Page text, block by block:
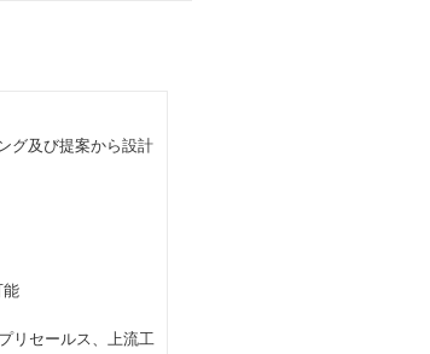
グ及び提案から設計
能
リセールス、上流工